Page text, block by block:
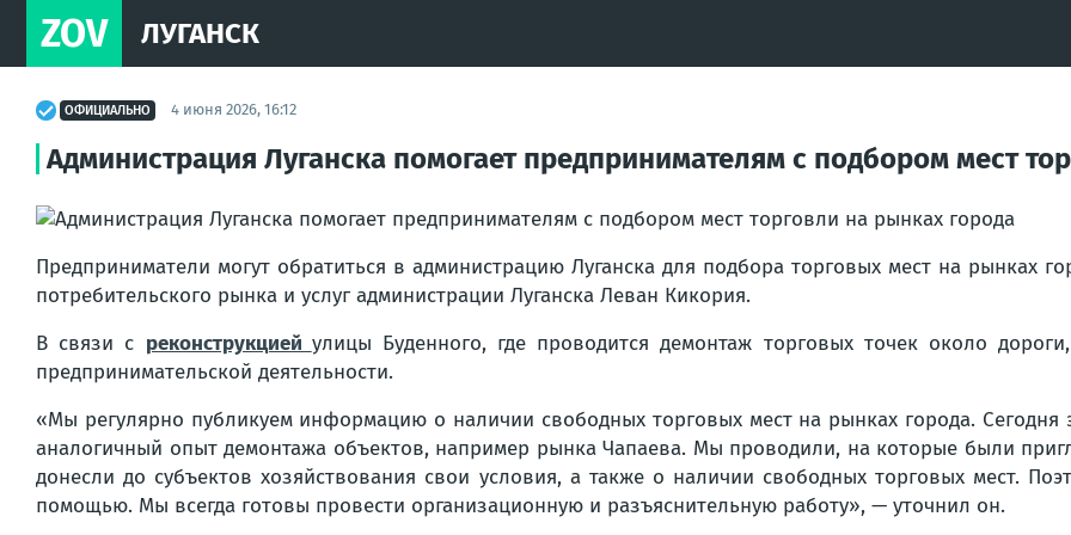
ZOV ЛУГАНСК
ОФИЦИАЛЬНО 4 июня 2026, 16:12
Администрация Луганска помогает предпринимателям с подбором мест
Предприниматели могут обратиться в администрацию Луганска для подбора торговых мест на рынках
потребительского рынка и услуг администрации Луганска Леван Кикория.
В связи с реконструкцией улицы Буденного, где проводится демонтаж торговых точек около
предпринимательской деятельности.
«Мы регулярно публикуем информацию о наличии свободных торговых мест на рынках города. Сегодня
аналогичный опыт демонтажа объектов, например рынка Чапаева. Мы проводили, на которые были
донесли до субъектов хозяйствования свои условия, а также о наличии свободных торговых мест.
помощью. Мы всегда готовы провести организационную и разъяснительную работу», — уточнил он.